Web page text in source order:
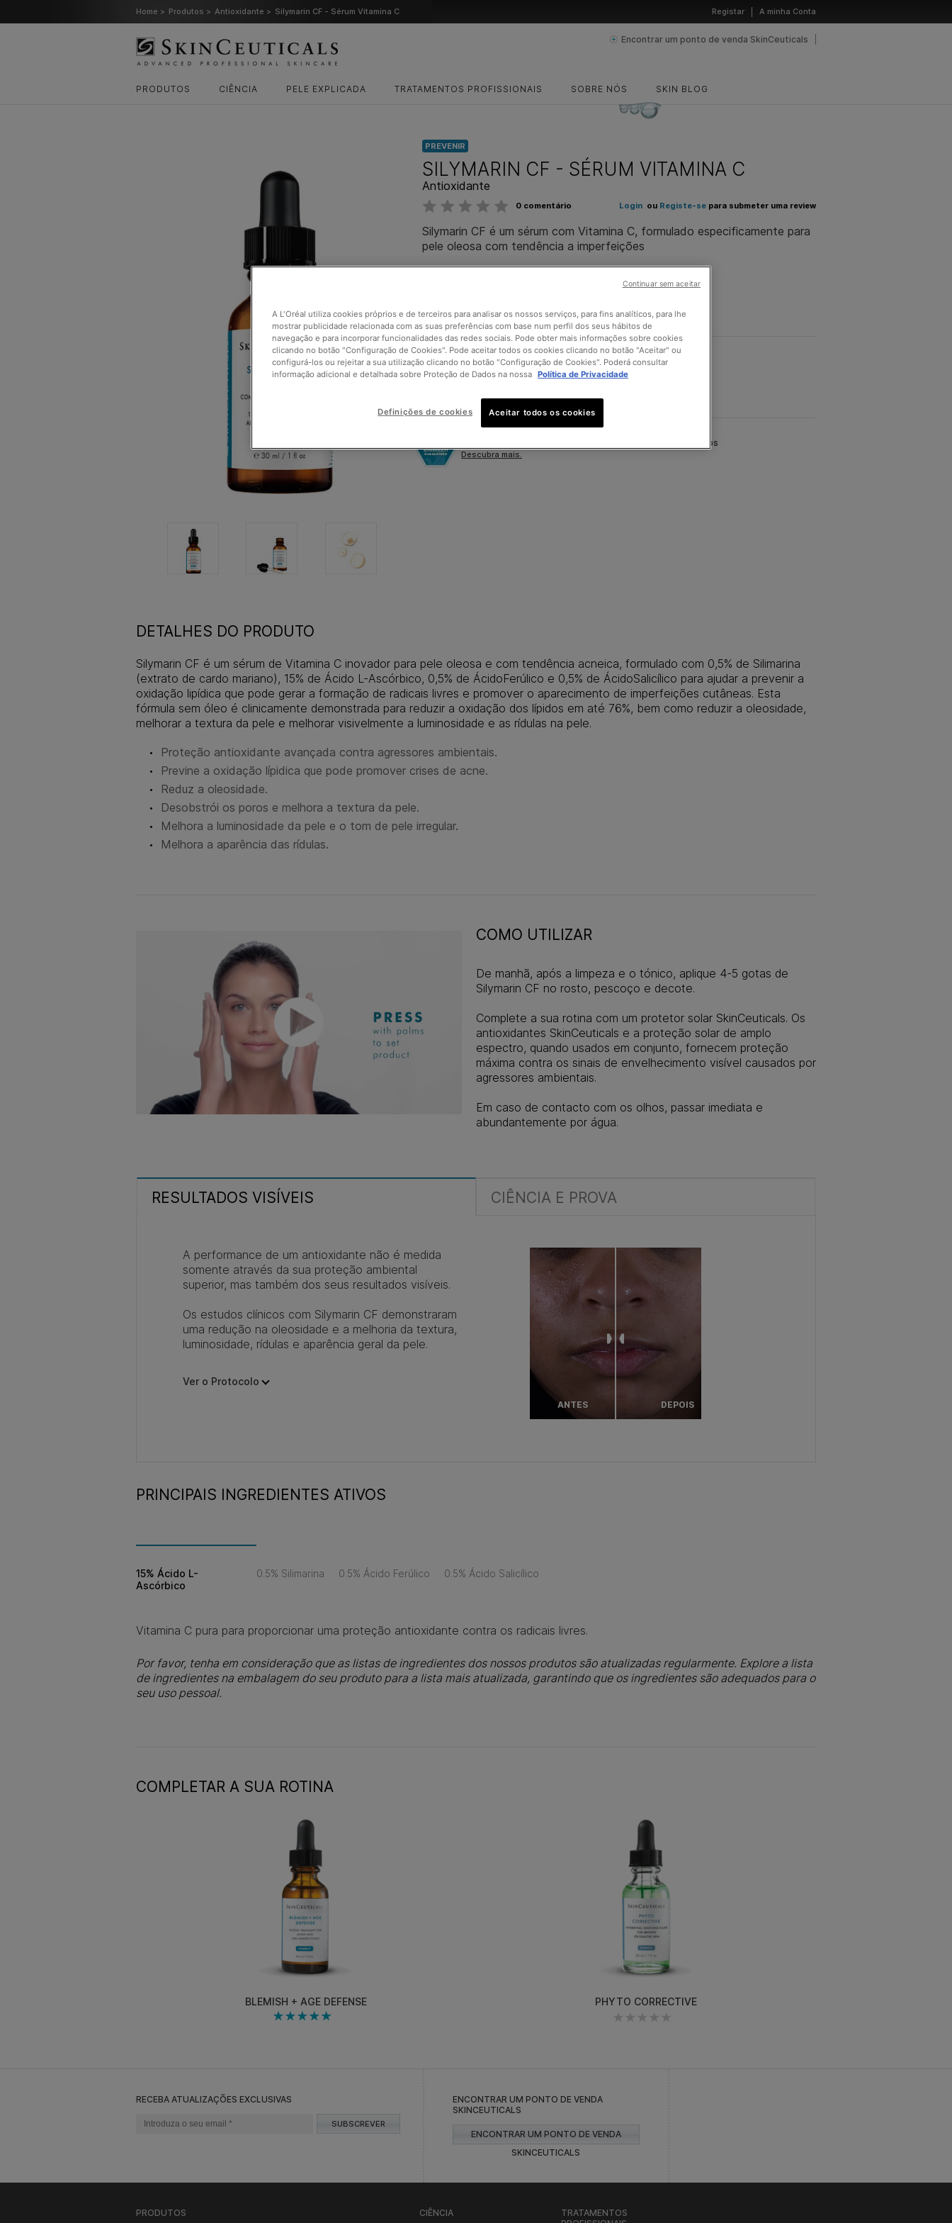
Home > Produtos > Antioxidante > Silymarin CF - Sérum Vitamina C Registar A minha Conta
Encontrar um ponto de venda SkinCeuticals
PRODUTOS CIÊNCIA PELE EXPLICADA TRATAMENTOS PROFISSIONAIS SOBRE NÓS SKIN BLOG
PREVENIR
SILYMARIN CF - SÉRUM VITAMINA C
Antioxidante
0 comentário Loginou Registe-separa submeter uma review
Silymarin CF é um sérum com Vitamina C, formulado especificamente para
pele oleosa com tendência a imperfeições
Acne
Descubra mais sobre tipos e preocupações de pele
Garanta que os seus produtos SkinCeuticals são autênticos
Descubra mais.
DETALHES DO PRODUTO
Silymarin CF é um sérum de Vitamina C inovador para pele oleosa e com tendência acneica, formulado com 0,5% de Silimarina
(extrato de cardo mariano), 15% de Ácido L-Ascórbico, 0,5% de ÁcidoFerúlico e 0,5% de ÁcidoSalicílico para ajudar a prevenir a
oxidação lipídica que pode gerar a formação de radicais livres e promover o aparecimento de imperfeições cutâneas. Esta
fórmula sem óleo é clinicamente demonstrada para reduzir a oxidação dos lípidos em até 76%, bem como reduzir a oleosidade,
melhorar a textura da pele e melhorar visivelmente a luminosidade e as rídulas na pele.
Proteção antioxidante avançada contra agressores ambientais.
Previne a oxidação lípidica que pode promover crises de acne.
Reduz a oleosidade.
Desobstrói os poros e melhora a textura da pele.
Melhora a luminosidade da pele e o tom de pele irregular.
Melhora a aparência das rídulas.
COMO UTILIZAR
De manhã, após a limpeza e o tónico, aplique 4-5 gotas de
Silymarin CF no rosto, pescoço e decote.
Complete a sua rotina com um protetor solar SkinCeuticals. Os
antioxidantes SkinCeuticals e a proteção solar de amplo
espectro, quando usados em conjunto, fornecem proteção
máxima contra os sinais de envelhecimento visível causados por
agressores ambientais.
Em caso de contacto com os olhos, passar imediata e
abundantemente por água.
RESULTADOS VISÍVEIS
A performance de um antioxidante não é medida
somente através da sua proteção ambiental
superior, mas também dos seus resultados visíveis.
Os estudos clínicos com Silymarin CF demonstraram
uma redução na oleosidade e a melhoria da textura,
luminosidade, rídulas e aparência geral da pele.
Ver o Protocolo
ANTES DEPOIS
CIÊNCIA E PROVA
PRINCIPAIS INGREDIENTES ATIVOS
15% Ácido L-
Ascórbico
0.5% Silimarina 0.5% Ácido Ferúlico 0.5% Ácido Salicílico
Vitamina C pura para proporcionar uma proteção antioxidante contra os radicais livres.
Por favor, tenha em consideração que as listas de ingredientes dos nossos produtos são atualizadas regularmente. Explore a lista
de ingredientes na embalagem do seu produto para a lista mais atualizada, garantindo que os ingredientes são adequados para o
seu uso pessoal.
COMPLETAR A SUA ROTINA
BLEMISH + AGE DEFENSE PHYTO CORRECTIVE
RECEBA ATUALIZAÇÕES EXCLUSIVAS
SUBSCREVER
ENCONTRAR UM PONTO DE VENDA
SKINCEUTICALS
ENCONTRAR UM PONTO DE VENDA
SKINCEUTICALS
PRODUTOS CIÊNCIA
TRATAMENTOS
A L'Oréal utiliza cookies próprios e de terceiros para analisar os nossos serviços, para fins analíticos, para lhe
mostrar publicidade relacionada com as suas preferências com base num perfil dos seus hábitos de
navegação e para incorporar funcionalidades das redes sociais. Pode obter mais informações sobre cookies
clicando no botão "Configuração de Cookies". Pode aceitar todos os cookies clicando no botão "Aceitar" ou
configurá-los ou rejeitar a sua utilização clicando no botão "Configuração de Cookies". Poderá consultar
informação adicional e detalhada sobre Proteção de Dados na nossa Política de Privacidade
Definições de cookies Aceitar todos os cookies
Continuar sem aceitar